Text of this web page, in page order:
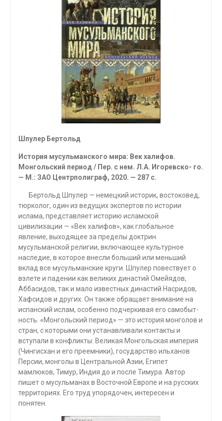
Шпулер Бертольд
История мусульманского мира: Век халифов.
Монгольский период / Пер. с нем. Л.А. Игоревско- го.
— М.: ЗАО Центрполиграф, 2020. — 287 с.
Бертольд Шпулер — немецкий историк, востоковед,
тюрколог, один из ведущих экспертов по истории
ислама, представляет историю исламской
цивилизации — «Век халифов», как глобальное
явление, выходящее за пределы доктрин
мусульманской религии, включа­ющее культурное
наследие, в которое внесли больший или меньший
вклад все мусульманские круги. Шпулер повествует о
взлете и паде­нии как великих династий Омейядов,
Аббасидов, так и мало извест­ных династий Насридов,
Хафсидов и других. Он также обращает внимание на
испанский ислам, особенно подчеркивая его самобыт­
ность. «Монгольский период» — это история монголов и
стран, с которыми они устанавливали контакты и
вступали в конфликты: Великая Монгольская империя
(Чингисхан и его преемники), госу­дарство ильханов
Персии, монголы в Центральной Азии, Египет
мамлюков, Тимур, Индия до и после Тимура. Автор
пишет о мусуль­манах в Восточной Европе и на русских
территориях. Его труд упо­рядочен, интересен и
понятен.